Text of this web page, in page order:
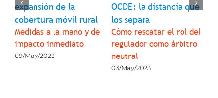
expansión de la
cobertura móvil rural
Medidas a la mano y de
impacto inmediato
09/May/2023
OCDE: la distancia que
los separa
Cómo rescatar el rol del
regulador como árbitro
neutral
03/May/2023